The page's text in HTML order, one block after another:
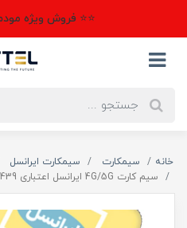
⭐⭐ فروش ویژه
خانه سیمکارت سیمکارت ایرانسل
سیم کارت 4G/5G ایرانسل اعتباری 09038544439